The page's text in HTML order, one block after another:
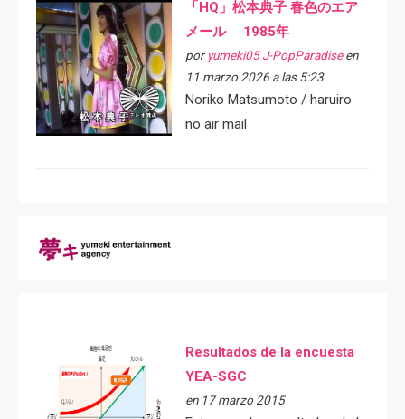
「HQ」松本典子 春色のエア
メール 1985年
por yumeki05 J-PopParadiseen
11 marzo 2026 a las 5:23
Noriko Matsumoto / haruiro
no air mail
Resultados de la encuesta
YEA-SGC
en 17 marzo 2015